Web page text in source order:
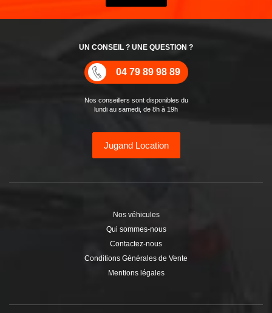
UN CONSEIL ? UNE QUESTION ?
04 79 89 98 89
Nos conseillers sont disponibles du
lundi au samedi, de 8h à 19h
Jugand Location
Nos véhicules
Qui sommes-nous
Contactez-nous
Conditions Générales de Vente
Mentions légales